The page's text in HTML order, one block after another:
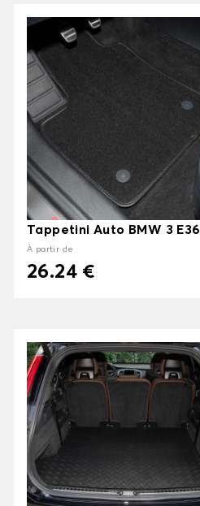
Tappetini Auto BMW 3 E36
À partir de
26.24 €